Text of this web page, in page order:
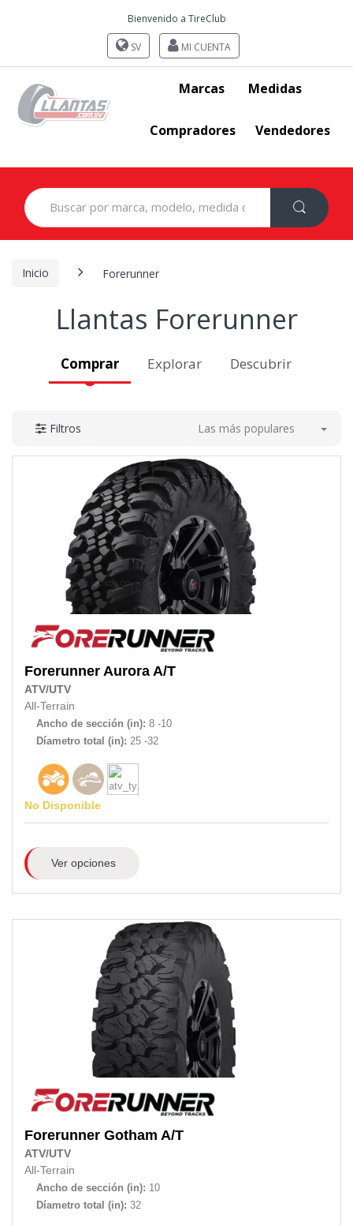
Bienvenido a TireClub
SV MI CUENTA
Marcas Medidas
Compradores Vendedores
Search
for:
Inicio Forerunner
Llantas Forerunner
Comprar Explorar Descubrir
Filtros Las más populares
Forerunner Aurora A/T
ATV/UTV
All-Terrain
Ancho de sección (in): 8 -10
Díametro total (in): 25 -32
No Disponible
Ver opciones
Forerunner Gotham A/T
ATV/UTV
All-Terrain
Ancho de sección (in): 10
Díametro total (in): 32